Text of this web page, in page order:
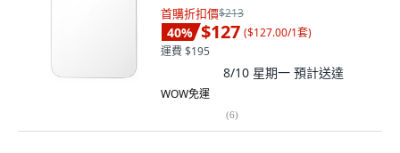
首購折扣價$213
40% $127 ($127.00/1套)
運費 $195
8/10 星期一 預計送達
WOW免運
(6)